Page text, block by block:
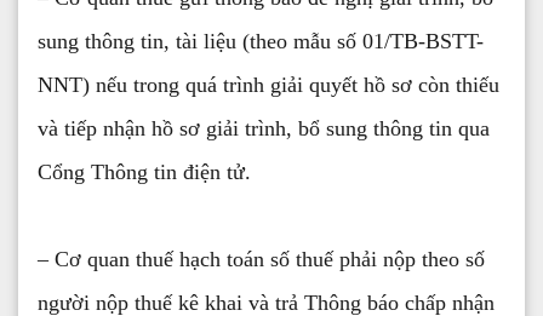
sung thông tin, tài liệu (theo mẫu số 01/TB-BSTT-
NNT) nếu trong quá trình giải quyết hồ sơ còn thiếu
và tiếp nhận hồ sơ giải trình, bổ sung thông tin qua
Cổng Thông tin điện tử.
– Cơ quan thuế hạch toán số thuế phải nộp theo số
người nộp thuế kê khai và trả Thông báo chấp nhận